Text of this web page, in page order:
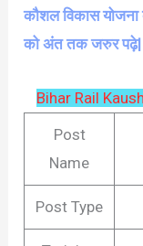
कौशल विकास योजना
को अंत तक जरुर पढ़े|
Bihar Rail
Post
Name
Post Type